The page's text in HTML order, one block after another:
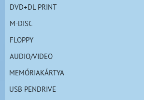
DVD+DL PRINT
M-DISC
FLOPPY
AUDIO/VIDEO
MEMÓRIAKÁRTYA
USB PENDRIVE